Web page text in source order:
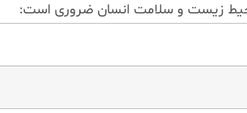
محیط زیست و سلامت انسان ضروری است: